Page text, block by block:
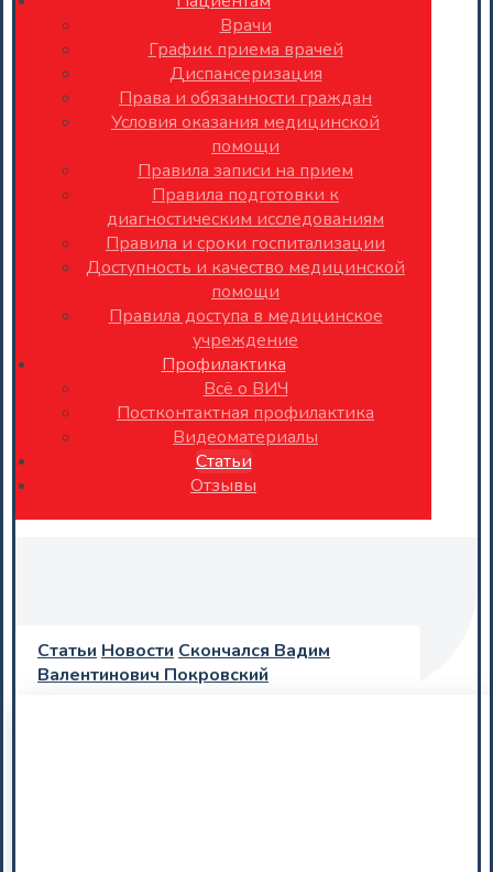
Врачи
График приема врачей
Диспансеризация
Права и обязанности граждан
Условия оказания медицинской
помощи
Правила записи на прием
Правила подготовки к
диагностическим исследованиям
Правила и сроки госпитализации
Доступность и качество медицинской
помощи
Правила доступа в медицинское
учреждение
Профилактика
Всё о ВИЧ
Постконтактная профилактика
Видеоматериалы
Статьи
Отзывы
Статьи Новости Скончался Вадим
Валентинович Покровский